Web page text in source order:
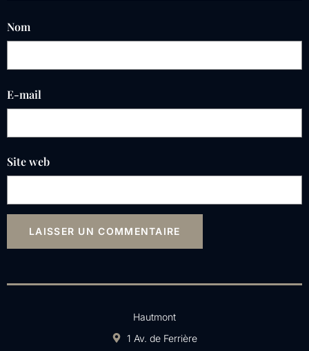
Nom
E-mail
Site web
Hautmont
1 Av. de Ferrière